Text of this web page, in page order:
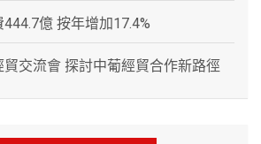
億 按年增加17.4%
交流會 探討中葡經貿合作新路徑